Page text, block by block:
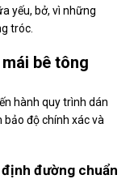
yếu, bở, vì những
tróc.
bê tông
hành quy trình dán
độ chính xác và
đường chuẩn